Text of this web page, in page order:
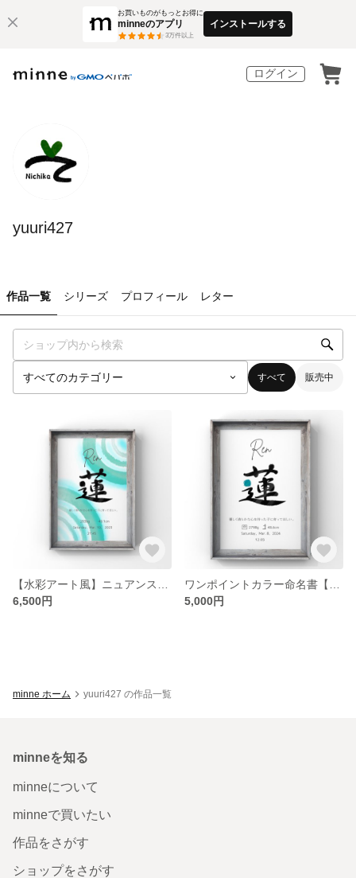
お買いものがもっとお得に
minneのアプリ
3万件以上
インストールする
ログイン
yuuri427
作品一覧 シリーズ プロフィール レター
すべて 販売中
6,500円
5,000円
minne ホーム yuuri427 の作品一覧
minneを知る
minneについて
minneで買いたい
作品をさがす
ショップをさがす